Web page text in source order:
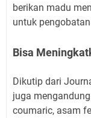
berikan madu
untuk
Bisa
Dikutip dari
juga
coumaric, asam